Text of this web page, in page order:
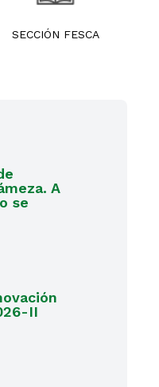
SECCIÓN FESCA
A
se
II